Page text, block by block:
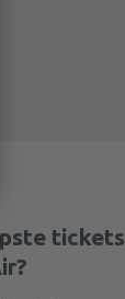
tickets